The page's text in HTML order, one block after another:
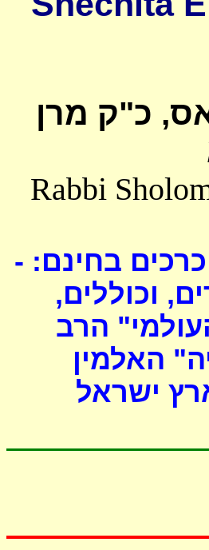
כ"ק מרן
Rabbi
כרכים בחינם: -
וכוללים,
הרב
האלמין
ישראל